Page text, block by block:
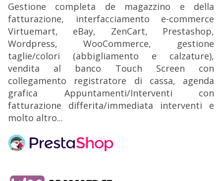
Gestione completa de magazzino e della
fatturazione, interfacciamento e-commerce
Virtuemart, eBay, ZenCart, Prestashop,
Wordpress, WooCommerce, gestione
taglie/colori (abbigliamento e calzature),
vendita al banco Touch Screen con
collegamento registratore di cassa, agenda
grafica Appuntamenti/Interventi con
fatturazione differita/immediata interventi e
molto altro...